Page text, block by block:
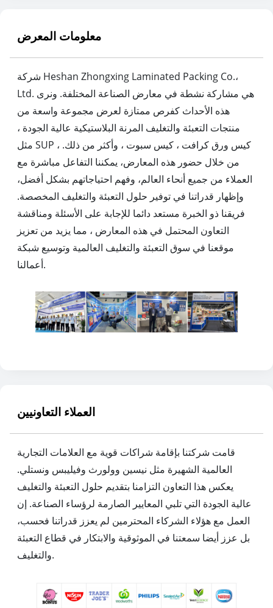
معلومات المعرض
شركة Heshan Zhongxing Laminated Packing Co.،
Ltd. هي مشاركة نشطة في معارض الصناعة المختلفة. ونرى
هذه الأحداث كفرص ممتازة لعرض مجموعة واسعة من
منتجات التعبئة والتغليف المرنة البلاستيكية عالية الجودة ،
مثل SUP ، كيس ورق كرافت ، كيس سبوت ، وأكثر من ذلك.
من خلال حضور هذه المعارض، يمكننا التفاعل مباشرة مع
العملاء من جميع أنحاء العالم، وفهم احتياجاتهم بشكل أفضل،
وإظهار قدراتنا في توفير حلول التعبئة والتغليف المخصصة.
فريقنا ذو الخبرة مستعد دائما للإجابة على الأسئلة ومناقشة
التعاون المحتمل في هذه المعارض ، مما يزيد من تعزيز
موقعنا في سوق التعبئة والتغليف العالمية وتوسيع شبكة
أعمالنا.
العملاء التعاونيين
قامت شركتنا بإقامة شراكات قوية مع العلامات التجارية
العالمية الشهيرة مثل نيسين وولورث وفيليبس ونستلي.
يعكس هذا التعاون التزامنا بتقديم حلول التعبئة والتغليف
عالية الجودة التي تلبي المعايير الصارمة لرؤساء الصناعة. إن
العمل مع هؤلاء الشركاء المحترمين لم يعزز قدراتنا فحسب،
بل عزز أيضا سمعتنا في الموثوقية والابتكار في قطاع التعبئة
والتغليف.